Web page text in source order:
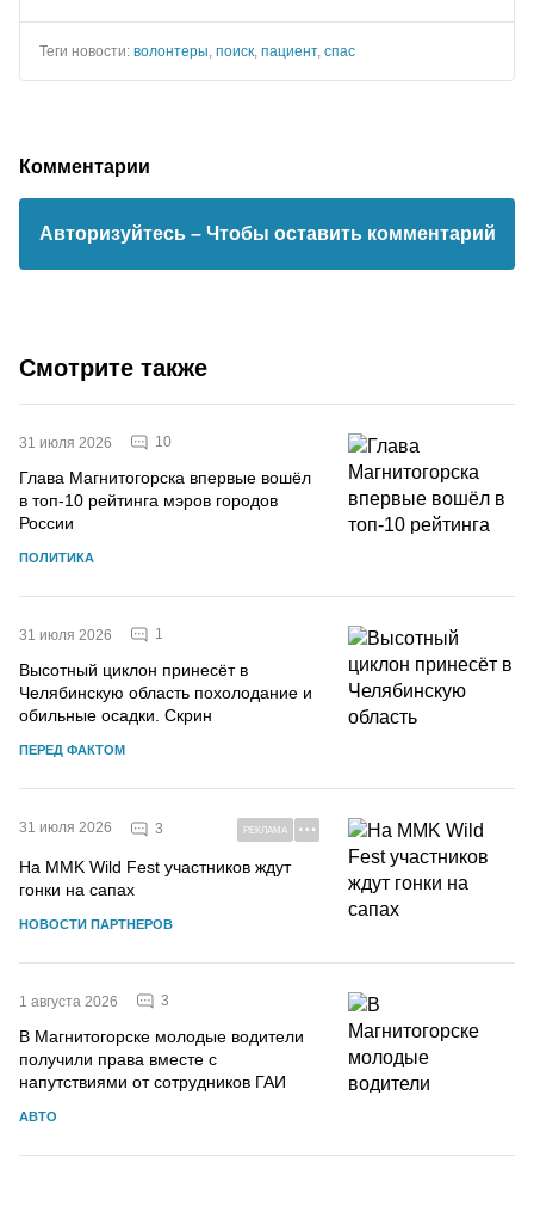
Теги новости: волонтеры поиск пациент, спас
Комментарии
Авторизуйтесь – Чтобы оставить комментарий
Смотрите также
31 июля 2026 10
Глава Магнитогорска впервые вошёл
в топ-10 рейтинга мэров городов
России
ПОЛИТИКА
31 июля 2026 1
Высотный циклон принесёт в
Челябинскую область похолодание и
обильные осадки. Скрин
ПЕРЕД ФАКТОМ
31 июля 2026 3 РЕКЛАМА
На MMK Wild Fest участников ждут
гонки на сапах
НОВОСТИ ПАРТНЕРОВ
1 августа 2026 3
В Магнитогорске молодые водители
получили права вместе с
напутствиями от сотрудников ГАИ
АВТО